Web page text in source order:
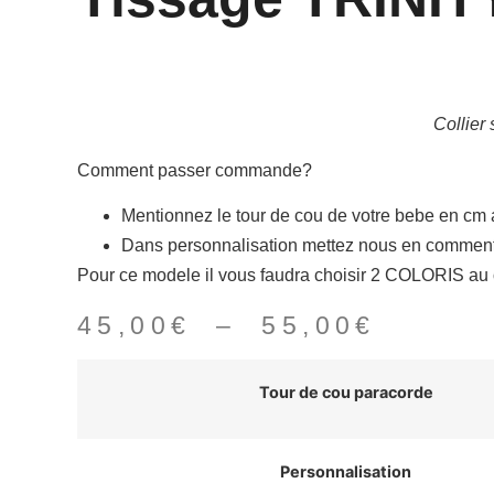
Collier
Comment passer commande?
Mentionnez le tour de cou de votre bebe en cm
Dans personnalisation mettez nous en
Pour ce modele il vous faudra choisir 2 COLORIS
45,00 € – 55,00€
prix :
à
Tour de cou paracorde
Personnalisation